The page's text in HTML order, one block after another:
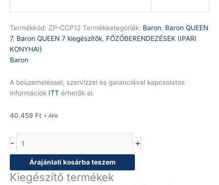
Termékkód: ZP-CCP12 Termékkategóriák: Baron, Baron QUEEN
7, Baron QUEEN 7 kiegészítők, FŐZŐBERENDEZÉSEK (IPARI
KONYHAI)
Baron
A beüzemeléssel, szervizzel és garanciával kapcsolatos
információk ITT érhetők el.
40.459 Ft + ÁFA
- +
Árajánlati kosárba teszem
Kiegészítő termékek